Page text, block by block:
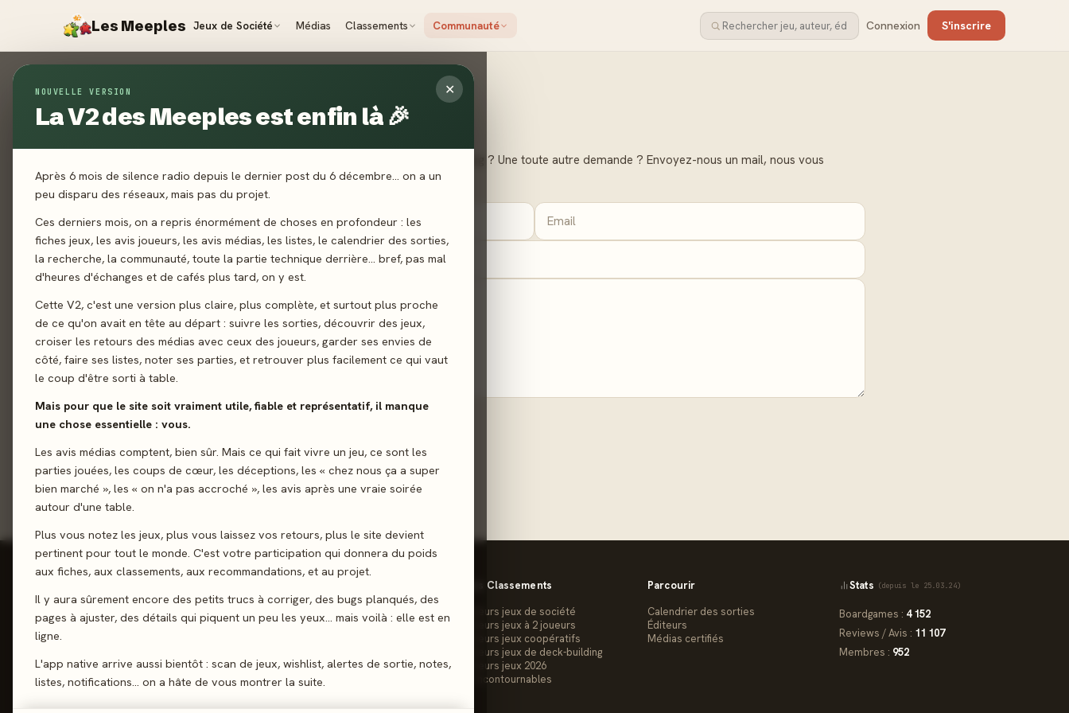
Les Meeples Jeux de Société Médias Classements Communauté Connexion S'inscrire
✕
NOUVELLE VERSION
La V2 des Meeples est enfin là 🎉
Après 6 mois de silence radio depuis le dernier post du 6 décembre… on a un
peu disparu des réseaux, mais pas du projet.
Ces derniers mois, on a repris énormément de choses en profondeur : les
fiches jeux, les avis joueurs, les avis médias, les listes, le calendrier des sorties,
la recherche, la communauté, toute la partie technique derrière… bref, pas mal
d'heures d'échanges et de cafés plus tard, on y est.
Cette V2, c'est une version plus claire, plus complète, et surtout plus proche
de ce qu'on avait en tête au départ : suivre les sorties, découvrir des jeux,
croiser les retours des médias avec ceux des joueurs, garder ses envies de
côté, faire ses listes, noter ses parties, et retrouver plus facilement ce qui vaut
le coup d'être sorti à table.
Mais pour que le site soit vraiment utile, fiable et représentatif, il manque
une chose essentielle : vous.
Les avis médias comptent, bien sûr. Mais ce qui fait vivre un jeu, ce sont les
parties jouées, les coups de cœur, les déceptions, les « chez nous ça a super
bien marché », les « on n'a pas accroché », les avis après une vraie soirée
autour d'une table.
Plus vous notez les jeux, plus vous laissez vos retours, plus le site devient
pertinent pour tout le monde. C'est votre participation qui donnera du poids
aux fiches, aux classements, aux recommandations, et au projet.
Il y aura sûrement encore des petits trucs à corriger, des bugs planqués, des
pages à ajuster, des détails qui piquent un peu les yeux… mais voilà : elle est en
ligne.
L'app native arrive aussi bientôt : scan de jeux, wishlist, alertes de sortie, notes,
listes, notifications… on a hâte de vous montrer la suite.
Contact
ACCUEIL CONTACT
Un jeu non référencé ? Un média manquant ? Un bug ? Une toute autre demande ? Envoyez-nous un mail, nous vous
répondrons dans les plus brefs délais.
Le Site
Contact
Les Classements
Meilleurs jeux de société
Meilleurs jeux à 2 joueurs
Meilleurs jeux coopératifs
Meilleurs jeux de deck-building
Meilleurs jeux 2026
Les Incontournables
Parcourir
Calendrier des sorties
Éditeurs
Médias certifiés
Stats (depuis le 25.03.24)
Boardgames : 4 152
Reviews / Avis : 11 107
Membres : 952